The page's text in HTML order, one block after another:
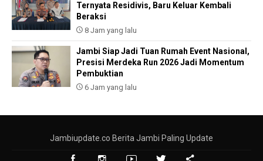
Ternyata Residivis, Baru Keluar Kembali
Beraksi
8 Jam yang lalu
Jambi Siap Jadi Tuan Rumah Event Nasional,
Presisi Merdeka Run 2026 Jadi Momentum
Pembuktian
6 Jam yang lalu
Jambiupdate.co Berita Jambi Paling Update